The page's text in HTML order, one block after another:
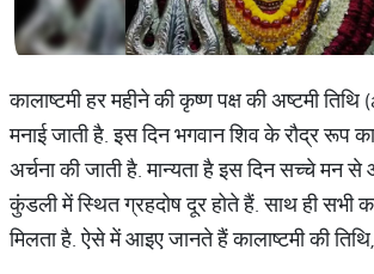
कालाष्टमी हर महीने की कृष्ण पक्ष की अष्टमी
मनाई जाती है. इस दिन भगवान शिव के रौद्र रूप
अर्चना की जाती है. मान्यता है इस दिन सच्चे मन
कुंडली में स्थित ग्रहदोष दूर होते हैं. साथ ही सभी
मिलता है. ऐसे में आइए जानते हैं कालाष्टमी की